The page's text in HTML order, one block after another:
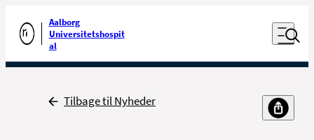
Gå til forsiden
Aalborg
Universitetshospit
al
Åben
Udfør søgning
Tilbage
Tilbage til Nyheder